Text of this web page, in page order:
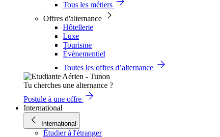
Tous les métiers
Offres d'alternance
Hôtellerie
Luxe
Tourisme
Évènementiel
Toutes les offres d’alternance
Tu cherches une alternance ?
Postule à une offre
International
International
Étudier à l'étranger